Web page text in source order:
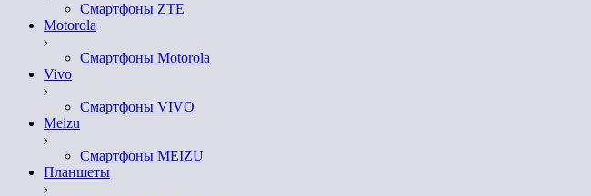
Смартфоны ZTE
Motorola
Смартфоны Motorola
Vivo
Смартфоны VIVO
Meizu
Смартфоны MEIZU
Планшеты